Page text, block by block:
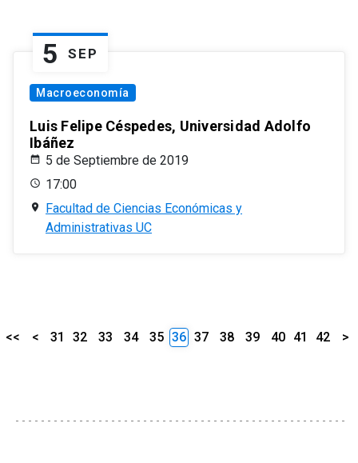
5 SEP
Macroeconomía
Luis Felipe Céspedes, Universidad Adolfo
Ibáñez
5 de Septiembre de 2019
17:00
Facultad de Ciencias Económicas y
Administrativas UC
<< < 31 32 33 34 35 36 37 38 39 40 41 42 >